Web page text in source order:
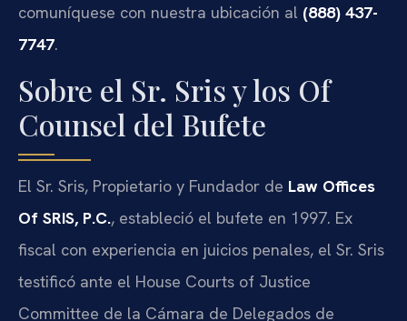
comuníquese con nuestra ubicación al (888) 437-
7747.
Sobre el Sr. Sris y los Of
Counsel del Bufete
El Sr. Sris, Propietario y Fundador de Law Offices
Of SRIS, P.C., estableció el bufete en 1997. Ex
fiscal con experiencia en juicios penales, el Sr. Sris
testificó ante el House Courts of Justice
Committee de la Cámara de Delegados de